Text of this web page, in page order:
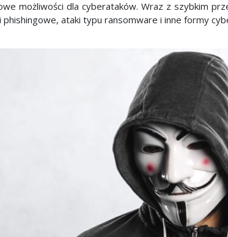
możliwości dla cyberataków. Wraz z szybkim
ataki typu ransomware i inne formy